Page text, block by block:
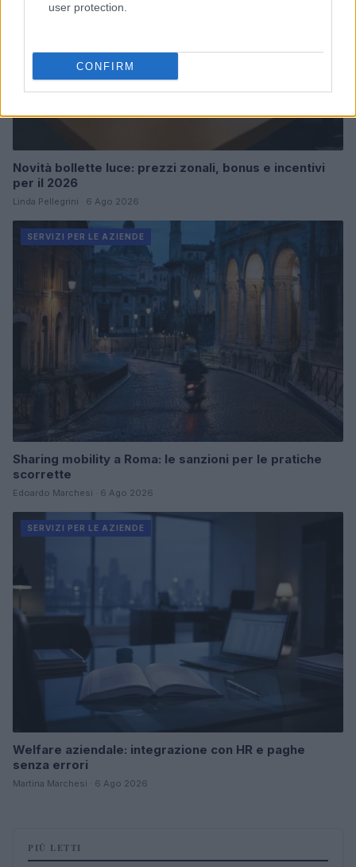
user protection.
CONFIRM
Novità bollette luce: prezzi zonali, bonus e incentivi
per il 2026
Linda Pellegrini · 6 Ago 2026
SERVIZI PER LE AZIENDE
Sharing mobility a Roma: le sanzioni per le pratiche
scorrette
Edoardo Marchesi · 6 Ago 2026
SERVIZI PER LE AZIENDE
Welfare aziendale: integrazione con HR e paghe
senza errori
Martina Marchesi · 6 Ago 2026
PIÙ LETTI